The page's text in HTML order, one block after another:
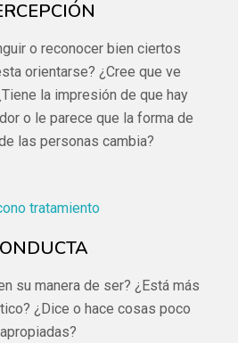
o reconocer bien ciertos
orientarse? ¿Cree que ve
la impresión de que hay
o le parece que la forma de
las personas cambia?
su manera de ser? ¿Está más
¿Dice o hace cosas poco
apropiadas?